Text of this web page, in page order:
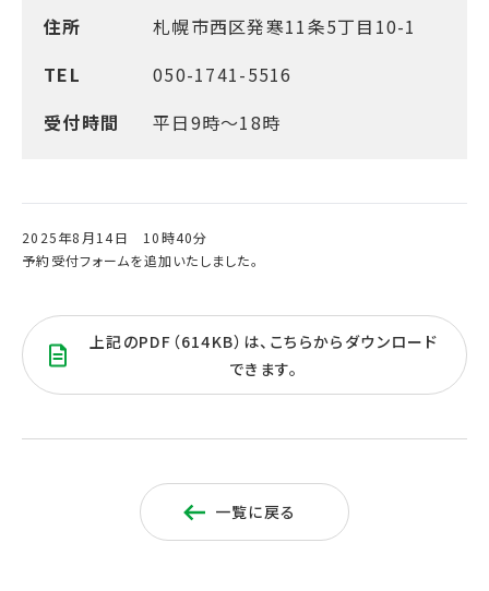
住所
札幌市西区発寒11条5丁目10-1
TEL
050-1741-5516
受付時間
平日9時～18時
2025年8月14日 10時40分
予約受付フォームを追加いたしました。
上記のPDF（614KB）は、こちらからダウンロード
できます。
一覧に戻る